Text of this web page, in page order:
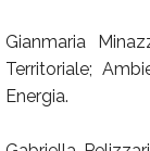
Gianmaria
Territoriale;
Energia.